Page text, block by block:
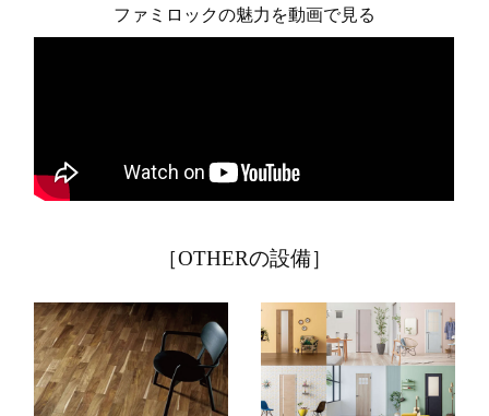
ファミロックの魅力を動画で見る
［OTHERの設備］